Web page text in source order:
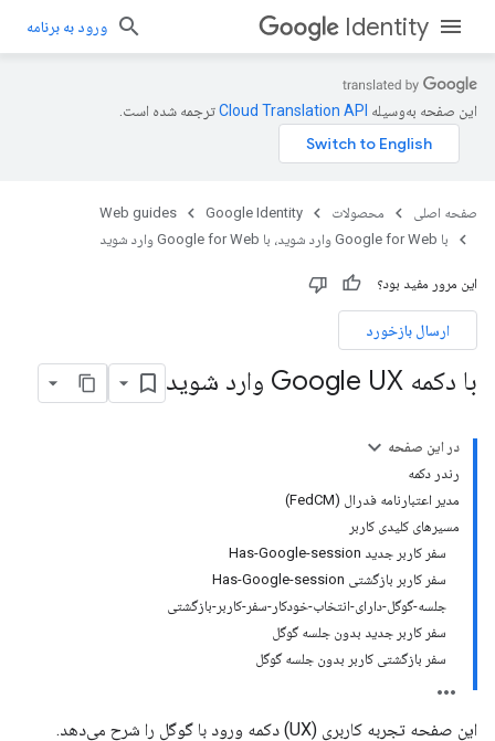
Identity ورود به برنامه
این صفحه به‌وسیله ترجمه شده است.
صفحه اصلی محصولات Google Identity
Web guides
با Google for Web وارد شوید، با Google for Web وارد شوید
این مرور مفید بود؟
ارسال بازخورد
با دکمه Google UX وارد شوید
در این صفحه
رندر دکمه
مدیر اعتبارنامه فدرال (FedCM)
مسیرهای کلیدی کاربر
سفر کاربر جدید Has-Google-session
سفر کاربر بازگشتی Has-Google-session
جلسه-گوگل-دارای-انتخاب-خودکار-سفر-کاربر-بازگشتی
سفر کاربر جدید بدون جلسه گوگل
سفر بازگشتی کاربر بدون جلسه گوگل
این صفحه تجربه کاربری (UX) دکمه ورود با گوگل را شرح می‌دهد.